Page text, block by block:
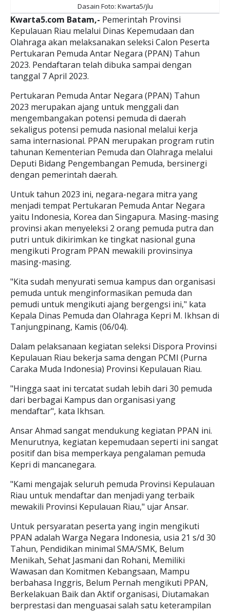
Dasain Foto: Kwarta5/jlu
Kwarta5.com Batam,- Pemerintah Provinsi
Kepulauan Riau melalui Dinas Kepemudaan dan
Olahraga akan melaksanakan seleksi Calon Peserta
Pertukaran Pemuda Antar Negara (PPAN) Tahun
2023. Pendaftaran telah dibuka sampai dengan
tanggal 7 April 2023.
Pertukaran Pemuda Antar Negara (PPAN) Tahun
2023 merupakan ajang untuk menggali dan
mengembangakan potensi pemuda di daerah
sekaligus potensi pemuda nasional melalui kerja
sama internasional. PPAN merupakan program rutin
tahunan Kementerian Pemuda dan Olahraga melalui
Deputi Bidang Pengembangan Pemuda, bersinergi
dengan pemerintah daerah.
Untuk tahun 2023 ini, negara-negara mitra yang
menjadi tempat Pertukaran Pemuda Antar Negara
yaitu Indonesia, Korea dan Singapura. Masing-masing
provinsi akan menyeleksi 2 orang pemuda putra dan
putri untuk dikirimkan ke tingkat nasional guna
mengikuti Program PPAN mewakili provinsinya
masing-masing.
"Kita sudah menyurati semua kampus dan organisasi
pemuda untuk menginformasikan pemuda dan
pemudi untuk mengikuti ajang bergengsi ini," kata
Kepala Dinas Pemuda dan Olahraga Kepri M. Ikhsan di
Tanjungpinang, Kamis (06/04).
Dalam pelaksanaan kegiatan seleksi Dispora Provinsi
Kepulauan Riau bekerja sama dengan PCMI (Purna
Caraka Muda Indonesia) Provinsi Kepulauan Riau.
"Hingga saat ini tercatat sudah lebih dari 30 pemuda
dari berbagai Kampus dan organisasi yang
mendaftar", kata Ikhsan.
Ansar Ahmad sangat mendukung kegiatan PPAN ini.
Menurutnya, kegiatan kepemudaan seperti ini sangat
positif dan bisa memperkaya pengalaman pemuda
Kepri di mancanegara.
"Kami mengajak seluruh pemuda Provinsi Kepulauan
Riau untuk mendaftar dan menjadi yang terbaik
mewakili Provinsi Kepulauan Riau," ujar Ansar.
Untuk persyaratan peserta yang ingin mengikuti
PPAN adalah Warga Negara Indonesia, usia 21 s/d 30
Tahun, Pendidikan minimal SMA/SMK, Belum
Menikah, Sehat Jasmani dan Rohani, Memiliki
Wawasan dan Komitmen Kebangsaan, Mampu
berbahasa Inggris, Belum Pernah mengikuti PPAN,
Berkelakuan Baik dan Aktif organisasi, Diutamakan
berprestasi dan menguasai salah satu keterampilan